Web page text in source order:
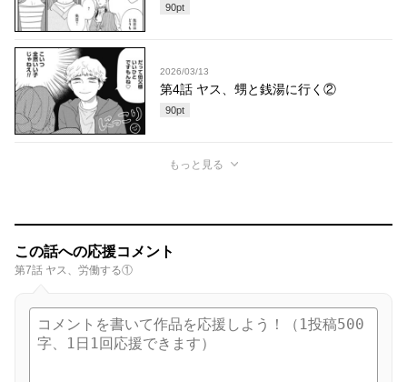
90pt
2026/03/13
第4話 ヤス、甥と銭湯に行く②
90pt
もっと見る
この話への応援コメント
第7話 ヤス、労働する①